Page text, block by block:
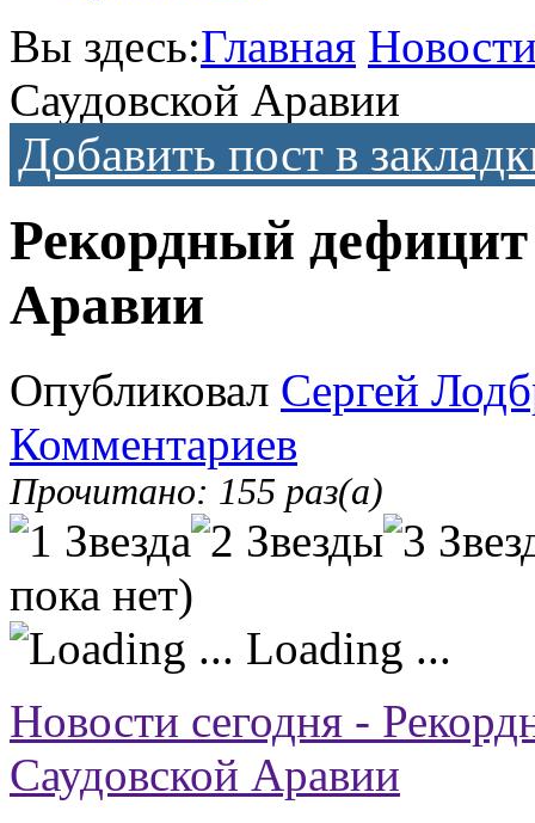
Вы здесь:Главная
Саудовской Аравии
Добавить пост в
Рекордный
Аравии
Опубликовал Сергей
Комментариев
Прочитано: 155 раз(а)
пока нет)
Loading ...
Новости сегодня -
Саудовской Аравии